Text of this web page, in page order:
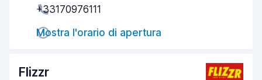
Rapidità del ritiro
Rapidità della riconsegna
8,7
+33170976111
Mostra l'orario di apertura
Flizzr